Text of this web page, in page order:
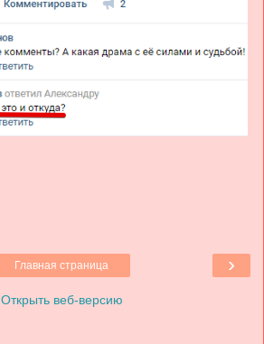
›
Главная страница
Открыть веб-версию